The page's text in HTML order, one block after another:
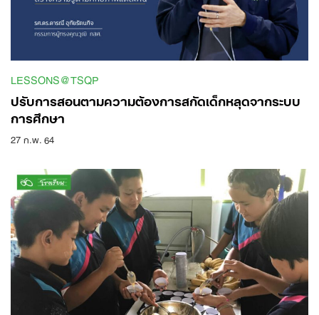
LESSONS@TSQP
ปรับการสอนตามความต้องการ​สกัดเด็กหลุดจากระบบ
การศึกษา
27 ก.พ. 64